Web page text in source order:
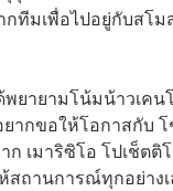
กทีมเพื่อไปอยู่กับสโ
พยายามโน้มน้าวเค
ากขอให้โอกาสกับ โ
ก เมาริซิโอ​ โปเช็ต
สถานการณ์ทุกอย่าง